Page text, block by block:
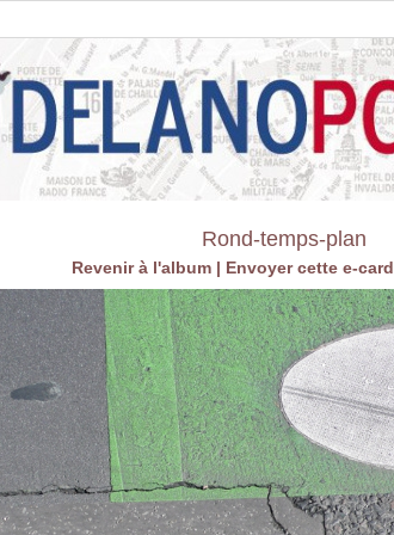
Rond-temps-plan
Revenir à l'album | Envoyer cette e-card